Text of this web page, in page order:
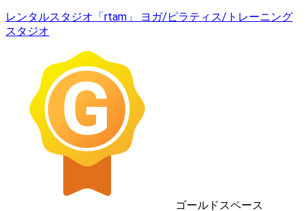
レンタルスタジオ「rtam」 ヨガ/ピラティス/トレーニング
スタジオ
ゴールドスペース